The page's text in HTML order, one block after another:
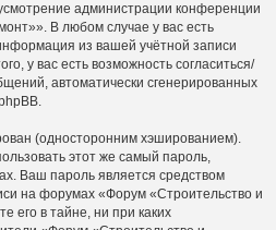
администрации конференции
В любом случае у вас есть
из вашей учётной записи
у вас есть возможность согласиться/
автоматически сгенерированных
(односторонним хэшированием).
этот же самый пароль,
Ваш пароль является средством
на форумах «Форум «Строительство и
его в тайне, ни при каких